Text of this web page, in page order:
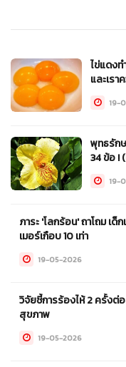
ไข่แดง
และเร
19-
พุทธรัก
34 ข้อ !
19-
ภาระ 'โลกร้อน' ถาโถม เ
เมอร์เกือบ 10 เท่า
19-05-2026
วิจัยชี้การร้องไห้ 2 ครั้ง
สุขภาพ
19-05-2026